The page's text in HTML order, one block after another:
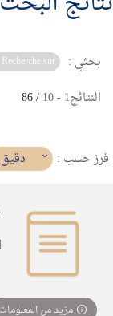
بحثي : Recherche sur مطبعة المنار. تونس
النتائج1
-
10
/ 86
فرز حسب : (imediat
تأثير)
دقيق
مزيد من المعلومات